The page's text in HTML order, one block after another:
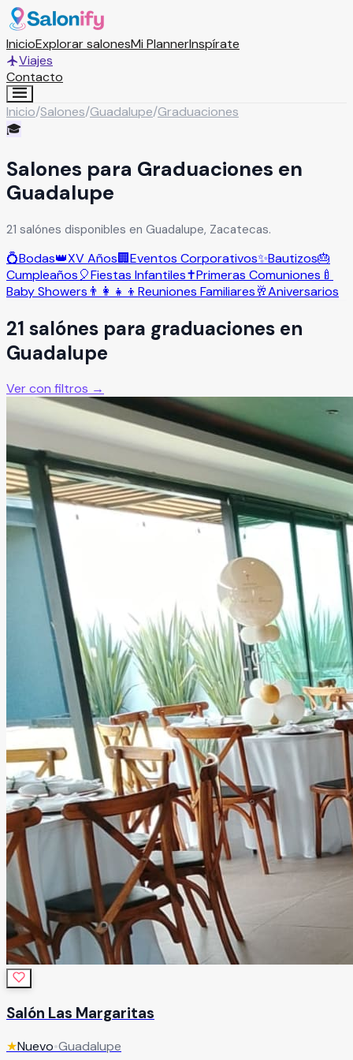
InicioExplorar salonesMi PlannerInspírate
Viajes
Contacto
Inicio/Salones/Guadalupe/Graduaciones
🎓
Salones para Graduaciones en
Guadalupe
21 salónes disponibles en Guadalupe, Zacatecas.
💍Bodas👑XV Años🏢Eventos Corporativos✨Bautizos🎂
Cumpleaños🎈Fiestas Infantiles✝️Primeras Comuniones 🍼
Baby Showers 👨‍👩‍👧‍👦 Reuniones Familiares🥂Aniversarios
21 salónes para graduaciones en
Guadalupe
Ver con filtros →
Salón Las Margaritas
★Nuevo•Guadalupe